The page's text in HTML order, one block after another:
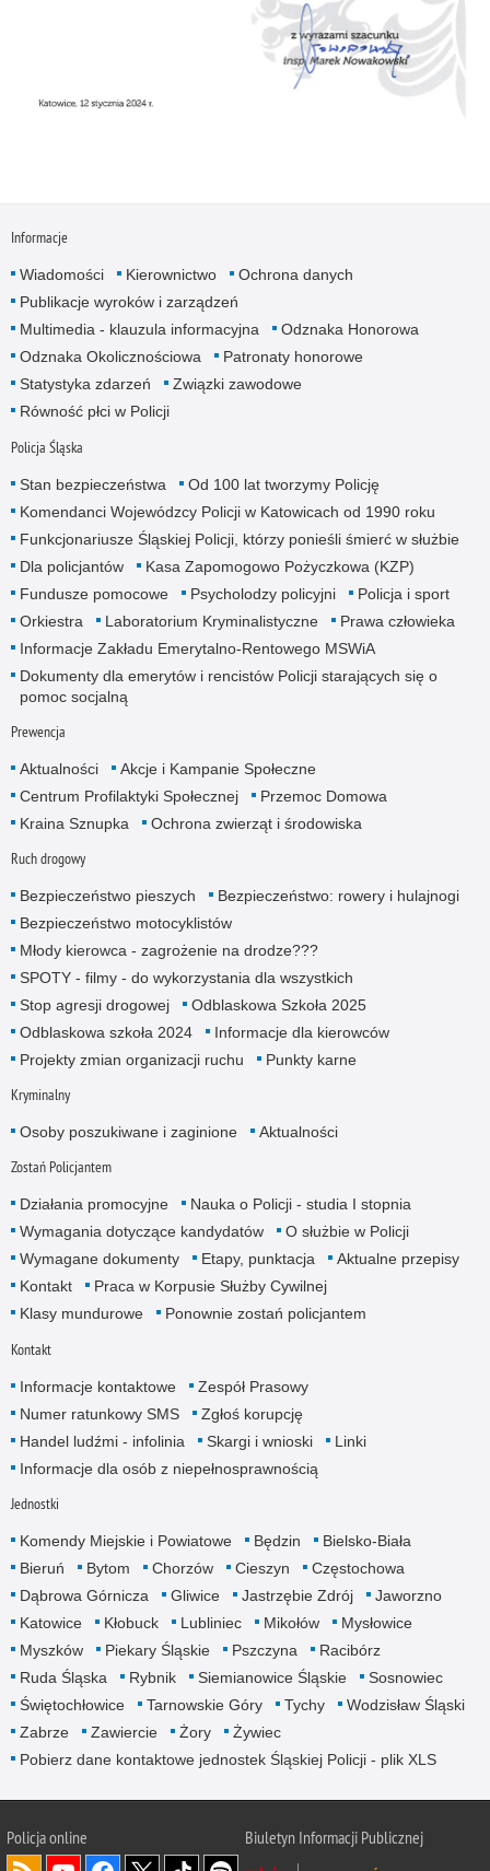
Informacje
Wiadomości Kierownictwo
Ochrona danych
Publikacje wyroków i zarządzeń
Multimedia - klauzula informacyjna
Odznaka Honorowa
Odznaka Okolicznościowa
Patronaty honorowe
Statystyka zdarzeń
Związki zawodowe
Równość płci w Policji
Policja Śląska
Stan bezpieczeństwa
Od 100 lat tworzymy Policję
Komendanci Wojewódzcy Policji w Katowicach od 1990 roku
Funkcjonariusze Śląskiej Policji, którzy ponieśli śmierć w służbie
Dla policjantów
Kasa Zapomogowo Pożyczkowa (KZP)
Fundusze pomocowe
Psycholodzy policyjni
Policja i sport
Orkiestra
Laboratorium Kryminalistyczne
Prawa człowieka
Informacje Zakładu Emerytalno-Rentowego MSWiA
Dokumenty dla emerytów i rencistów Policji starających się o
pomoc socjalną
Prewencja
Aktualności
Akcje i Kampanie Społeczne
Centrum Profilaktyki Społecznej
Przemoc Domowa
Kraina Sznupka
Ochrona zwierząt i środowiska
Ruch drogowy
Bezpieczeństwo pieszych
Bezpieczeństwo: rowery i hulajnogi
Bezpieczeństwo motocyklistów
Młody kierowca - zagrożenie na drodze???
SPOTY - filmy - do wykorzystania dla wszystkich
Stop agresji drogowej
Odblaskowa Szkoła 2025
Odblaskowa szkoła 2024
Informacje dla kierowców
Projekty zmian organizacji ruchu
Punkty karne
Kryminalny
Osoby poszukiwane i zaginione Aktualności
Zostań Policjantem
Działania promocyjne
Nauka o Policji - studia I stopnia
Wymagania dotyczące kandydatów
O służbie w Policji
Wymagane dokumenty
Etapy, punktacja
Aktualne przepisy
Kontakt
Praca w Korpusie Służby Cywilnej
Klasy mundurowe
Ponownie zostań policjantem
Kontakt
Informacje kontaktowe
Zespół Prasowy
Numer ratunkowy SMS
Zgłoś korupcję
Handel ludźmi - infolinia
Skargi i wnioski
Linki
Informacje dla osób z niepełnosprawnością
Jednostki
Komendy Miejskie i Powiatowe Będzin
Bielsko-Biała
Bieruń
Bytom Chorzów Cieszyn
Częstochowa
Dąbrowa Górnicza
Gliwice Jastrzębie Zdrój
Jaworzno
Katowice
Kłobuck Lubliniec Mikołów
Mysłowice
Myszków
Piekary Śląskie Pszczyna
Racibórz
Ruda Śląska
Rybnik Siemianowice Śląskie
Sosnowiec
Świętochłowice
Tarnowskie Góry Tychy
Wodzisław Śląski
Zabrze
Zawiercie Żory
Żywiec
Pobierz dane kontaktowe jednostek Śląskiej Policji - plik XLS
Policja online
Biuletyn Informacji Publicznej